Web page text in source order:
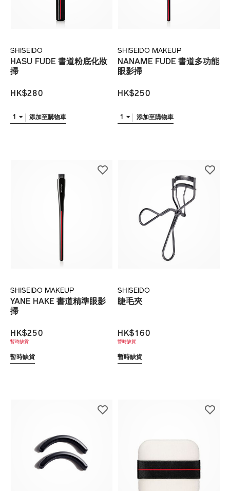
SHISEIDO
HASU FUDE 書道粉底化妝
掃
HK$280
1 添加至購物車
SHISEIDO MAKEUP
NANAME FUDE 書道多功能
眼影掃
HK$250
1 添加至購物車
SHISEIDO MAKEUP
YANE HAKE 書道精準眼影
掃
HK$250
暫時缺貨
暫時缺貨
SHISEIDO
睫毛夾
HK$160
暫時缺貨
暫時缺貨